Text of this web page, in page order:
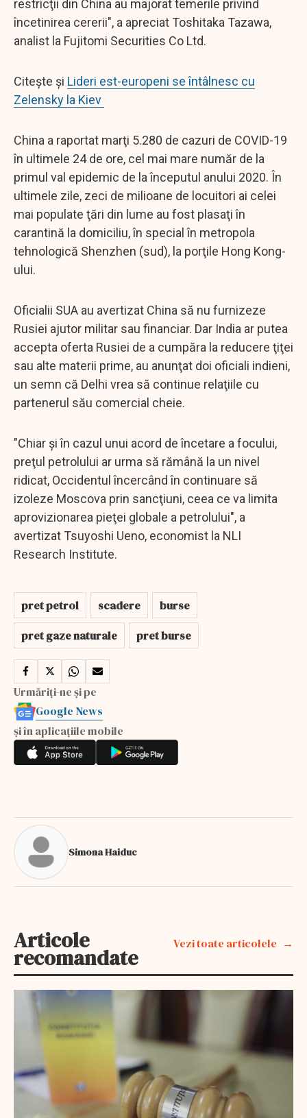
restricţii din China au majorat temerile privind
încetinirea cererii", a apreciat Toshitaka Tazawa,
analist la Fujitomi Securities Co Ltd.
Citește și Lideri est-europeni se întâlnesc cu
Zelensky la Kiev
China a raportat marţi 5.280 de cazuri de COVID-19
în ultimele 24 de ore, cel mai mare număr de la
primul val epidemic de la începutul anului 2020. În
ultimele zile, zeci de milioane de locuitori ai celei
mai populate ţări din lume au fost plasaţi în
carantină la domiciliu, în special în metropola
tehnologică Shenzhen (sud), la porţile Hong Kong-
ului.
Oficialii SUA au avertizat China să nu furnizeze
Rusiei ajutor militar sau financiar. Dar India ar putea
accepta oferta Rusiei de a cumpăra la reducere ţiţei
sau alte materii prime, au anunţat doi oficiali indieni,
un semn că Delhi vrea să continue relaţiile cu
partenerul său comercial cheie.
"Chiar şi în cazul unui acord de încetare a focului,
preţul petrolului ar urma să rămână la un nivel
ridicat, Occidentul încercând în continuare să
izoleze Moscova prin sancţiuni, ceea ce va limita
aprovizionarea pieţei globale a petrolului", a
avertizat Tsuyoshi Ueno, economist la NLI
Research Institute.
pret petrol scadere
burse
pret gaze naturale
pret burse
Urmăriți-ne și pe
Google News
și în aplicațiile mobile
Simona Haiduc
Articole
recomandate
Vezi toate articolele